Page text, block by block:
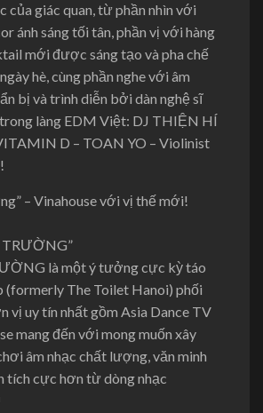
của giác quan, từ phần nhìn với
ánh sáng tối tân, phần vị với hàng
mới được sáng tạo và pha chế
hè, cùng phần nghe với âm
bị và trình diễn bởi dàn nghệ sĩ
làng EDM Việt: DJ THIỆN HÍ
D – TOAN YO – Violinist
– Vinahouse với vị thế mới!
là một ý tưởng cực kỳ táo
(formerly The Toilet Hanoi) phối
vị uy tín nhất gồm Asia Dance TV
mang đến với mong muốn xây
âm nhạc chất lượng, văn minh
tích cực hơn từ dòng nhạc